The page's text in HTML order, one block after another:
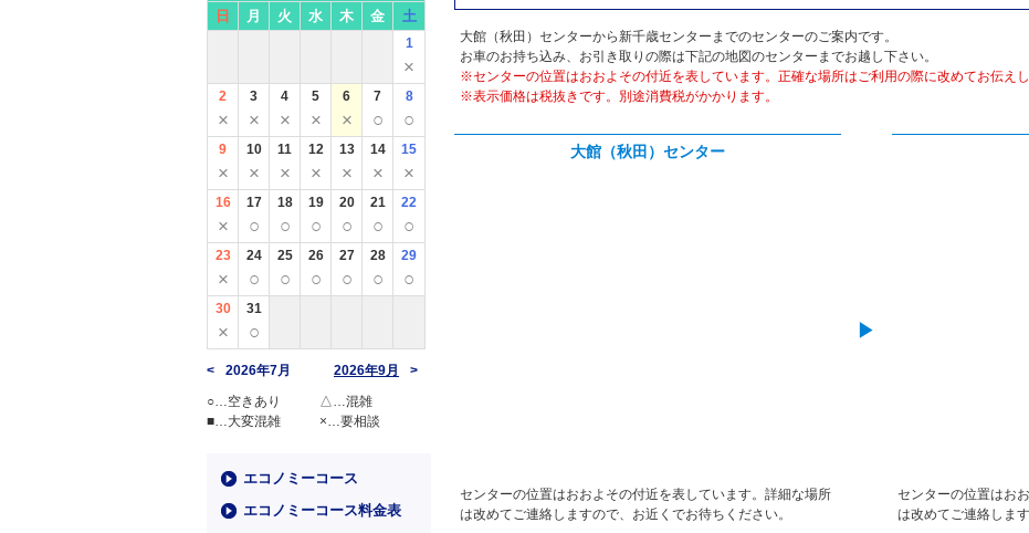
大館（秋田）センターから新千歳センターまでのセンターのご案内です。
お車のお持ち込み、お引き取りの際は下記の地図のセンターまでお越し下さい。
※センターの位置はおおよその付近を表しています。正確な場所はご利用の際に改めてお伝えし
※表示価格は税抜きです。別途消費税がかかります。
大館（秋田）センター
センターの位置はおおよその付近を表しています。詳細な場所
は改めてご連絡しますので、お近くでお待ちください。
▶
センターの位置はお
は改めてご連絡しま
日 月 火 水 木 金 土
1
×
2
×
3
×
4
×
5
×
6
×
7
○
8
○
9
×
10
×
11
×
12
×
13
×
14
×
15
×
16
×
17
○
18
○
19
○
20
○
21
○
22
○
23
×
24
○
25
○
26
○
27
○
28
○
29
○
30
×
31
○
2026年7月
2026年9月
○…空きあり
△…混雑
■…大変混雑
×…要相談
エコノミーコース
エコノミーコース料金表